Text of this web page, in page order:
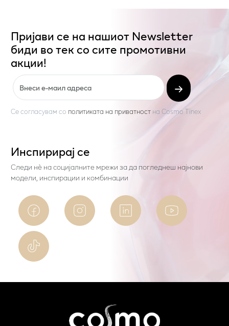
Пријави се на нашиот Newsletter
биди во тек со сите промотивни
акции!
Се согласувам со политиката на приватност на Cosmo Tinex
Инспирирај се
Следи нѐ на социјалните мрежи за да погледнеш најнови
модели, инспирации и комбинации